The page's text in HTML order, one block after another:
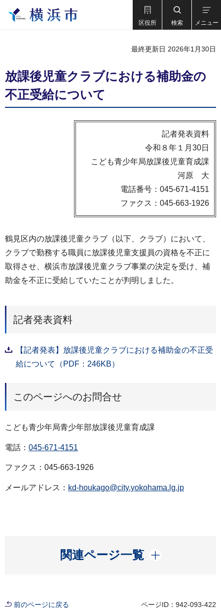
区役所 検索 メニュー
最終更新日 2026年1月30日
放課後児童クラブにおける補助金の
不正受給について
記者発表資料
令和８年１月30日
こども青少年局放課後児童育成課
河原 大
電話番号：045-671-4151
ファクス：045-663-1926
鶴見区内の放課後児童クラブ（以下、クラブ）において、
クラブで勤務する職員に放課後児童支援員の資格を不正に
取得させ、横浜市放課後児童クラブ事業の決定を受け、補
助金を不正に受給していたことが判明しました。
記者発表資料
【記者発表】放課後児童クラブにおける補助金の不正受
給について（PDF：246KB）
このページへのお問合せ
こども青少年局青少年部放課後児童育成課
電話： 045-671-4151
ファクス：045-663-1926
メールアドレス： kd-houkago@city.yokohama.lg.jp
関連ページ一覧
開く
前のページに戻る ページID：942-093-422